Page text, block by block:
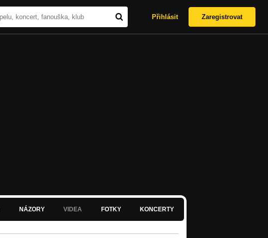
Přihlásit Zaregistrovat
NÁZORY VIDEA FOTKY KONCERTY